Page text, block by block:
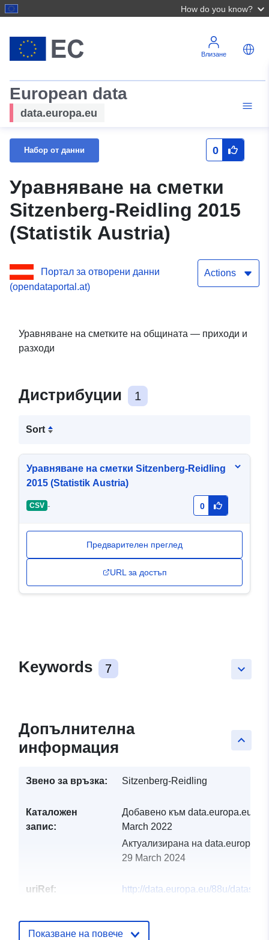
How do you know?
Влизане
European data
data.europa.eu
Набор от данни 0
Уравняване на сметки
Sitzenberg-Reidling 2015
(Statistik Austria)
Портал за отворени данни
(opendataportal.at)
Actions
Уравняване на сметките на общината — приходи и
разходи
Дистрибуции 1
Sort
Уравняване на сметки Sitzenberg-Reidling
2015 (Statistik Austria)
CSV - 0
Предварителен преглед
URL за достъп
keyboard_arrow_down
Keywords 7
keyboard_arrow_up
Допълнителна
информация
Звено за връзка: Sitzenberg-Reidling
Каталожен
запис:
Добавено към data.europa.eu:
March 2022
Актуализирана на
29 March 2024
uriRef:
http://data.europa.eu/88u/
Показване на повече